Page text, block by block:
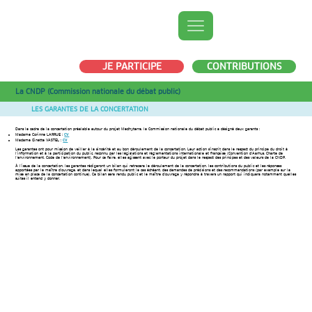
JE PARTICIPE CONTRIBUTIONS
La CNDP (Commission nationale du débat public)
LES GARANTES DE LA CONCERTATION
Dans le cadre de la concertation préalable autour du projet Medhyterra, la Commission nationale du débat public a désigné deux garants :
Madame Corinne LARRUE :CV
Madame Ginette VASTEL :CV
Les garantes ont pour mission de veiller à la sincérité et au bon déroulement de la concertation. Leur action s’inscrit dans le respect du principe du droit à
l’information et à la participation du public, reconnu par les législations et règlementations internationale et française (Convention d’Aarhus, Charte de
l’environnement, Code de l’environnement). Pour ce faire, elles agissent avec le porteur du projet dans le respect des principes et des valeurs de la CNDP.
À l’issue de la concertation, les garantes rédigeront un bilan qui retracera le déroulement de la concertation, les contributions du public et les réponses
apportées par le maître d’ouvrage, et dans lequel elles formuleront le cas échéant, des demandes de précisions et des recommandations (par exemple sur la
mise en place de la concertation continue). Ce bilan sera rendu public et le maître d’ouvrage y répondra à travers un rapport qui indiquera notamment quelles
suites il entend y donner.